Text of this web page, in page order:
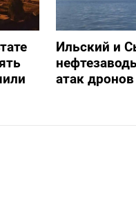
Ильский и
атак дронов